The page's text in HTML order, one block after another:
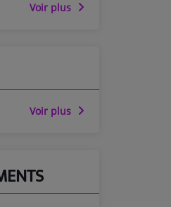
Voir plus
Voir plus